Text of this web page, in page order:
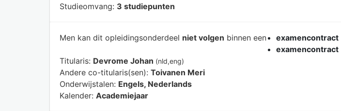
Studieomvang: 3 studiepunten
Men kan dit opleidingsonderdeel niet volgen binnen een examencontract
examencontract
Titularis: Devrome Johan (nld,eng)
Andere co-titularis(sen): Toivanen Meri
Onderwijstalen: Engels, Nederlands
Kalender: Academiejaar